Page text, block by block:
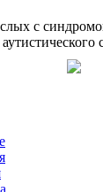
с
аутистического